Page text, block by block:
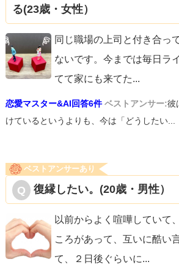
る(23歳・女性）
同じ職場の上司と付き合っ
ないです。今までは毎日ラ
てて家にも来てた...
恋愛マスター&AI回答6件 ベストアンサー:彼
けているというよりも、今は「どうしたい...
ベストアンサーあり
復縁したい。(20歳・男性）
以前からよく喧嘩していて
ころがあって、互いに酷い
て、２日後ぐらいに...